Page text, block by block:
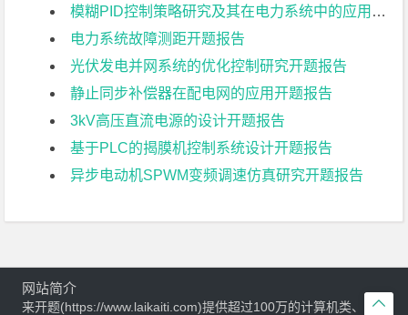
模糊PID控制策略研究及其在电力系统中的应用开题报告
电力系统故障测距开题报告
光伏发电并网系统的优化控制研究开题报告
静止同步补偿器在配电网的应用开题报告
3kV高压直流电源的设计开题报告
基于PLC的揭膜机控制系统设计开题报告
异步电动机SPWM变频调速仿真研究开题报告

网站简介
来开题(https://www.laikaiti.com)提供超过100万的计算机类、电